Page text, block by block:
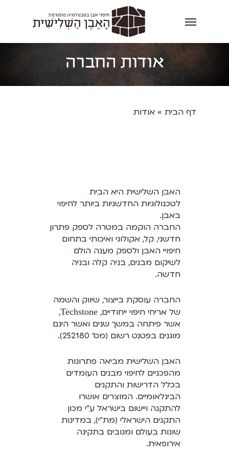
אודות החברה
דף הבית » אודות
האבן השלישית היא הבית
לטכנולוגיות החדשניות ביותר לחיפוי
באבן.
החברה הוקמה במטרה לספק פתרון
חדשני, קל, אקולוגי ואיכותי בתחום
חיפויי האבן ולספק מענה הולם
לשיקום מבנים, בניה קלה ובניה
חדשה.
החברה עוסקת בייצור, שיווק והשמה
של אריחי חיפוי ייחודיים,Techstone
,
אשר פיתחה במשך שנים ואשר הינם
מוגנים בפטנט רשום (מס’ 252180).
האבן השלישית מביאה פתרונות
מהפכניים לחיפוי מבנים העומדים
בכלל הדרישות והתקנים
הבינלאומיים. המוצרים אושרו
להתקנה ויישום בישראל ע”י מכון
התקנים הישראלי (מת”י), במדינות
שונות בעולם ומגובים בתקינה
אירופאית.